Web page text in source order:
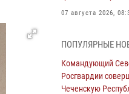
07 августа 2026,
мужчину,
охраняемый
07 августа 2026,
ПОПУЛЯРНЫЕ
Командующий
Росгвардии
Чеченскую